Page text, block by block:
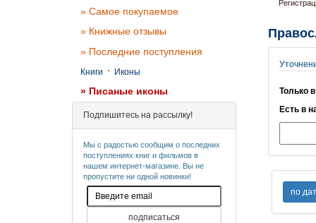
» Самое покупаемое
» Книжные отзывы
» Последние поступления
Книги · Иконы
» Писаные иконы
Подпишитесь на рассылку!
Мы с радостью сообщим о последних
поступлениях книг и фильмов в
нашем интернет-магазине. Вы не
пропустите ни одной новинки!
Только
Есть в